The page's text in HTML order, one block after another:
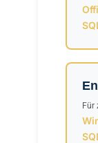
Für